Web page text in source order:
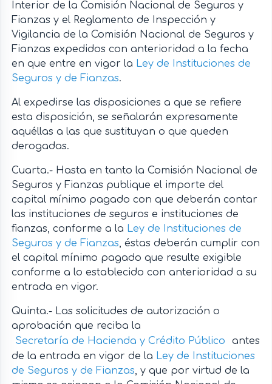
Interior de la Comisión Nacional de Seguros y
Fianzas y el Reglamento de Inspección y
Vigilancia de la Comisión Nacional de Seguros y
Fianzas expedidos con anterioridad a la fecha
en que entre en vigor la Ley de Instituciones de
Seguros y de Fianzas.
Al expedirse las disposiciones a que se refiere
esta disposición, se señalarán expresamente
aquéllas a las que sustituyan o que queden
derogadas.
Cuarta.- Hasta en tanto la Comisión Nacional de
Seguros y Fianzas publique el importe del
capital mínimo pagado con que deberán contar
las instituciones de seguros e instituciones de
fianzas, conforme a la Ley de Instituciones de
Seguros y de Fianzas, éstas deberán cumplir con
el capital mínimo pagado que resulte exigible
conforme a lo establecido con anterioridad a su
entrada en vigor.
Quinta.- Las solicitudes de autorización o
aprobación que reciba la
Secretaría de Hacienda y Crédito Público
antes
de la entrada en vigor de la Ley de Instituciones
de Seguros y de Fianzas, y que por virtud de la